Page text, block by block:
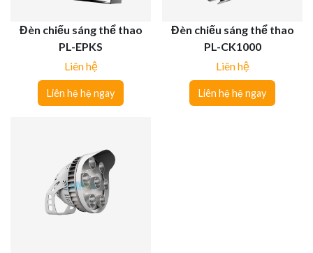
Đèn chiếu sáng thể thao
PL-EPKS
Liên hệ
Liên hệ hệ ngay
Đèn chiếu sáng thể thao
PL-CK1000
Liên hệ
Liên hệ hệ ngay